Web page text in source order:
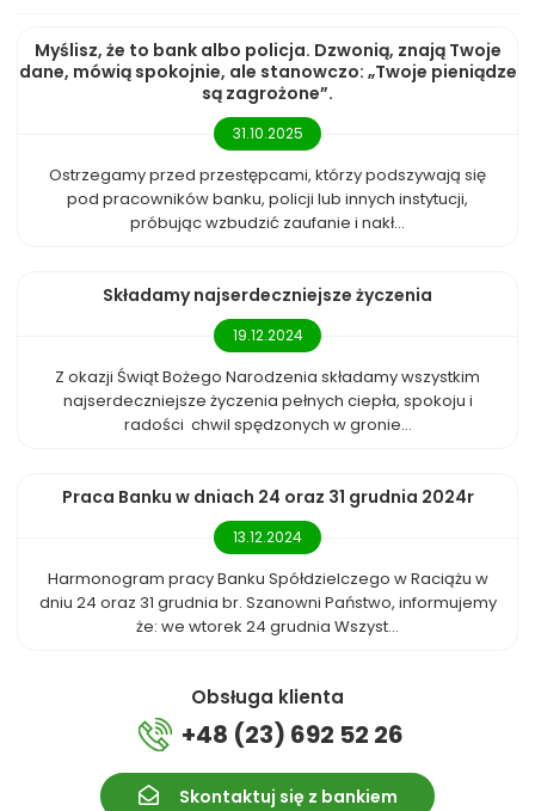
Myślisz, że to bank albo policja. Dzwonią, znają Twoje
dane, mówią spokojnie, ale stanowczo: „Twoje pieniądze
są zagrożone”.
31.10.2025
Ostrzegamy przed przestępcami, którzy podszywają się
pod pracowników banku, policji lub innych instytucji,
próbując wzbudzić zaufanie i nakł...
Składamy najserdeczniejsze życzenia
19.12.2024
Z okazji Świąt Bożego Narodzenia składamy wszystkim
najserdeczniejsze życzenia pełnych ciepła, spokoju i
radości chwil spędzonych w gronie...
Praca Banku w dniach 24 oraz 31 grudnia 2024r
13.12.2024
Harmonogram pracy Banku Spółdzielczego w Raciążu w
dniu 24 oraz 31 grudnia br. Szanowni Państwo, informujemy
że: we wtorek 24 grudnia Wszyst...
Obsługa klienta
+48 (23) 692 52 26
Skontaktuj się z bankiem